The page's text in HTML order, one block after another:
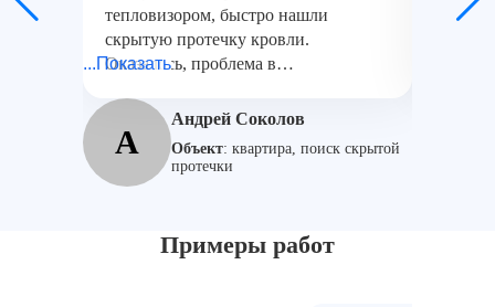
тепловизором, быстро нашли
скрытую протечку кровли.
Оказалось, проблема в
показали на экране. Очень
профессиональный подход.
...Показать
А
Андрей Соколов
Объект: квартира, поиск скрытой
протечки
Примеры работ